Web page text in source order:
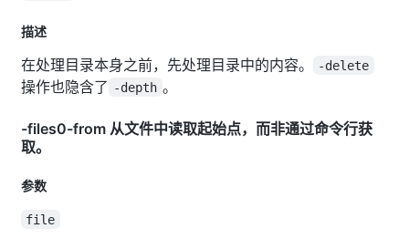
描述
在处理目录本身之前，先处理目录中的内容。 -delete
操作也隐含了 -depth 。
-files0-from 从文件中读取起始点，而非通过命令行获
取。
参数
file